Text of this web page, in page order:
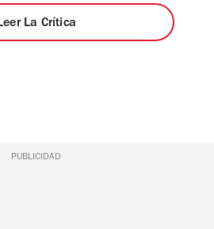
La Crítica
PUBLICIDAD